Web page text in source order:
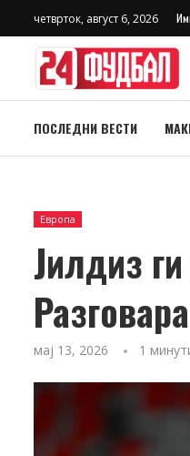
четврток, август 6, 2026
ПОСЛЕДНИ ВЕСТИ
Европа
Јилдиз
мај 13, 2026 1